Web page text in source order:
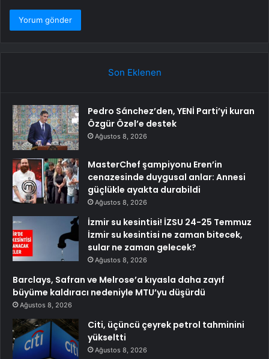
Son Eklenen
Pedro Sánchez’den, YENİ Parti’yi kuran
Özgür Özel’e destek
Ağustos 8, 2026
MasterChef şampiyonu Eren’in
cenazesinde duygusal anlar: Annesi
güçlükle ayakta durabildi
Ağustos 8, 2026
İzmir su kesintisi! İZSU 24-25 Temmuz
İzmir su kesintisi ne zaman bitecek,
sular ne zaman gelecek?
Ağustos 8, 2026
Barclays, Safran ve Melrose’a kıyasla daha zayıf
büyüme kaldıracı nedeniyle MTU’yu düşürdü
Ağustos 8, 2026
Citi, üçüncü çeyrek petrol tahminini
yükseltti
Ağustos 8, 2026